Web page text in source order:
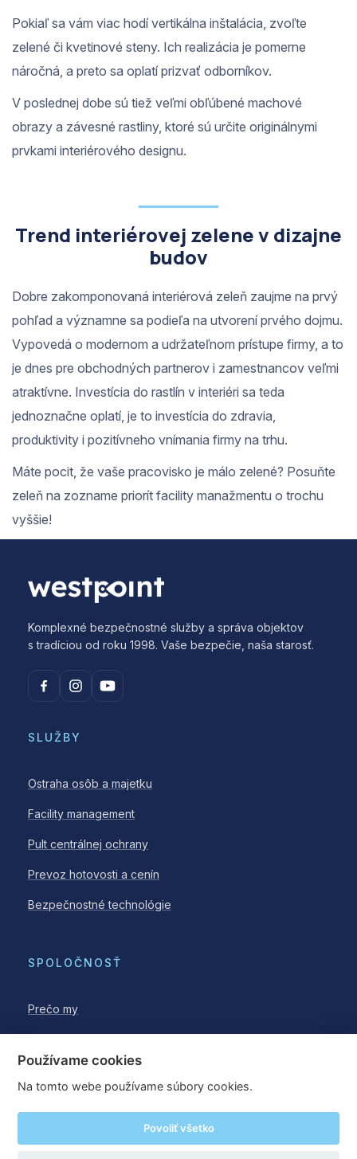
Pokiaľ sa vám viac hodí vertikálna inštalácia, zvoľte
zelené či kvetinové steny. Ich realizácia je pomerne
náročná, a preto sa oplatí prizvať odborníkov.
V poslednej dobe sú tiež veľmi obľúbené machové
obrazy a závesné rastliny, ktoré sú určite originálnymi
prvkami interiérového designu.
Trend interiérovej zelene v dizajne
budov
Dobre zakomponovaná interiérová zeleň zaujme na prvý
pohľad a významne sa podieľa na utvorení prvého dojmu.
Vypovedá o modernom a udržateľnom prístupe firmy, a to
je dnes pre obchodných partnerov i zamestnancov veľmi
atraktívne. Investícia do rastlín v interiéri sa teda
jednoznačne oplatí, je to investícia do zdravia,
produktivity i pozitívneho vnímania firmy na trhu.
Máte pocit, že vaše pracovisko je málo zelené? Posuňte
zeleň na zozname priorít facility manažmentu o trochu
vyššie!
Komplexné bezpečnostné služby a správa objektov
s tradíciou od roku 1998. Vaše bezpečie, naša starosť.
SLUŽBY
Ostraha osôb a majetku
Facility management
Pult centrálnej ochrany
Prevoz hotovosti a cenín
Bezpečnostné technológie
SPOLOČNOSŤ
Prečo my
© 2026 WESTPOINT a.s.
Používame cookies
Na tomto webe používame súbory cookies.
Povoliť všetko